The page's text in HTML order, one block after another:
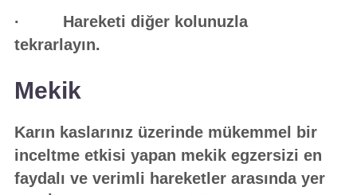
· Hareketi diğer kolunuzla
tekrarlayın.
Mekik
Karın kaslarınız üzerinde mükemmel bir
inceltme etkisi yapan mekik egzersizi en
faydalı ve verimli hareketler arasında yer